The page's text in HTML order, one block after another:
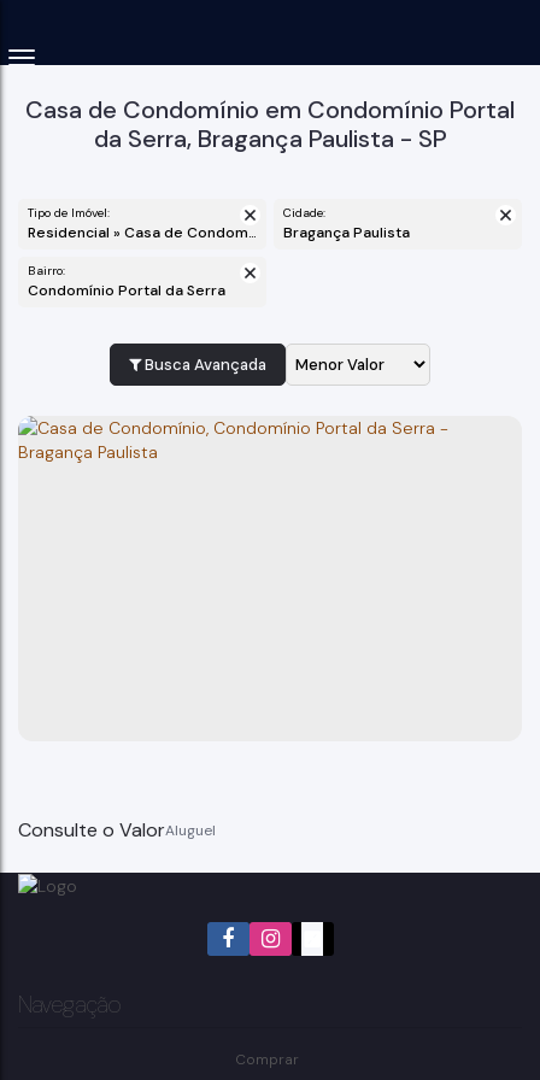
Casa de Condomínio em Condomínio Portal
da Serra, Bragança Paulista - SP
Tipo de Imóvel:
Residencial » Casa de Condomínio
Cidade:
Bragança Paulista
Bairro:
Condomínio Portal da Serra
Busca Avançada
Consulte o Valor
Navegação
Comprar